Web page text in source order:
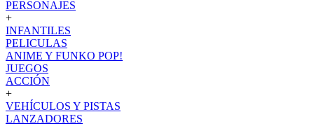
PERSONAJES
+
INFANTILES
PELICULAS
ANIME Y FUNKO POP!
JUEGOS
ACCIÓN
+
VEHÍCULOS Y PISTAS
LANZADORES